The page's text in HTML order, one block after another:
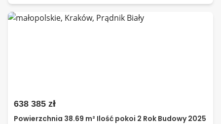
638 385 zł
Powierzchnia 38.69 m² Ilość pokoi 2 Rok Budowy 2025